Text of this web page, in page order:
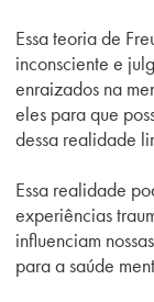
Essa teoria de
inconsciente e
enraizados na
eles para que
dessa realidade
Essa realidade
experiências
influenciam
para a saúde